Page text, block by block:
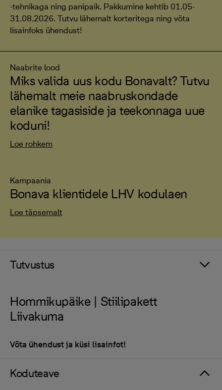
-tehnikaga ning panipaik. Pakkumine kehtib 01.05-
31.08.2026. Tutvu lähemalt korteritega ning võta
lisainfoks ühendust!
Naabrite lood
Miks valida uus kodu Bonavalt? Tutvu
lähemalt meie naabruskondade
elanike tagasiside ja teekonnaga uue
koduni!
Loe rohkem
Kampaania
Bonava klientidele LHV kodulaen
Loe täpsemalt
Tutvustus
Hommikupäike | Stiilipakett
Liivakuma
Võta ühendust ja küsi lisainfot!
Koduteave